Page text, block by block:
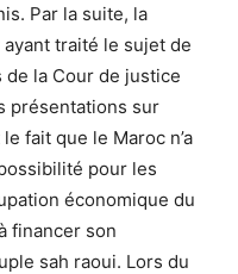
Par la suite, la
traité le sujet de
la Cour de justice
présentations sur
fait que le Maroc n’a
pour les
économique du
financer son
sah raoui. Lors du